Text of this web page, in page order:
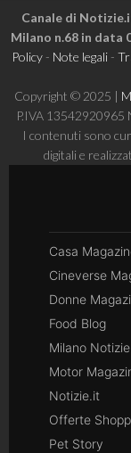
Canale di
Milano n.68 in data
Policy- Note legali-
Copyright © 2025 |
P.IVA 13542920965
I contenuti sono
digitali e
Casa
Cineverse
Donne
Food Blog
Milano Notizie
Motor
Notizie.it
Offerte
Pet Story